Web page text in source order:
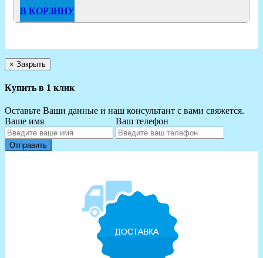
В КОРЗИНУ
× Закрыть
Купить в 1 клик
Оставьте Ваши данные и наш консультант с вами свяжется.
Ваше имя
Ваш телефон
Отправить